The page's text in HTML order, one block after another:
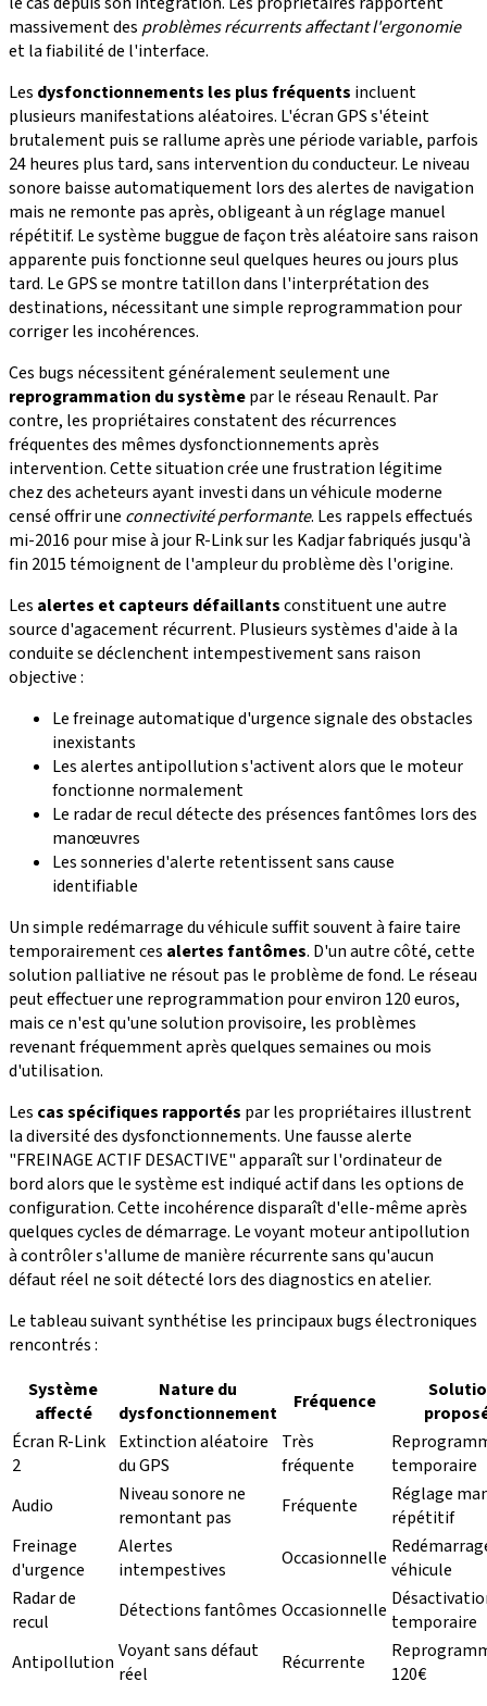
massivement des problèmes récurrents affectant l'ergonomie
et la fiabilité de l'interface.
Les dysfonctionnements les plus fréquents incluent
plusieurs manifestations aléatoires. L'écran GPS s'éteint
brutalement puis se rallume après une période variable, parfois
24 heures plus tard, sans intervention du conducteur. Le niveau
sonore baisse automatiquement lors des alertes de navigation
mais ne remonte pas après, obligeant à un réglage manuel
répétitif. Le système buggue de façon très aléatoire sans raison
apparente puis fonctionne seul quelques heures ou jours plus
tard. Le GPS se montre tatillon dans l'interprétation des
destinations, nécessitant une simple reprogrammation pour
corriger les incohérences.
Ces bugs nécessitent généralement seulement une
reprogrammation du systèmepar le réseau Renault. Par
contre, les propriétaires constatent des récurrences
fréquentes des mêmes dysfonctionnements après
intervention. Cette situation crée une frustration légitime
chez des acheteurs ayant investi dans un véhicule moderne
censé offrir une connectivité performante. Les rappels effectués
mi-2016 pour mise à jour R-Link sur les Kadjar fabriqués jusqu'à
fin 2015 témoignent de l'ampleur du problème dès l'origine.
Les alertes et capteurs défaillantsconstituent une autre
source d'agacement récurrent. Plusieurs systèmes d'aide à la
conduite se déclenchent intempestivement sans raison
objective :
Le freinage automatique d'urgence signale des obstacles
inexistants
Les alertes antipollution s'activent alors que le moteur
fonctionne normalement
Le radar de recul détecte des présences fantômes lors des
manœuvres
Les sonneries d'alerte retentissent sans cause
identifiable
Un simple redémarrage du véhicule suffit souvent à faire taire
temporairement ces alertes fantômes. D'un autre côté, cette
solution palliative ne résout pas le problème de fond. Le réseau
peut effectuer une reprogrammation pour environ 120 euros,
mais ce n'est qu'une solution provisoire, les problèmes
revenant fréquemment après quelques semaines ou mois
d'utilisation.
Les cas spécifiques rapportés par les propriétaires illustrent
la diversité des dysfonctionnements. Une fausse alerte
"FREINAGE ACTIF DESACTIVE" apparaît sur l'ordinateur de
bord alors que le système est indiqué actif dans les options de
configuration. Cette incohérence disparaît d'elle-même après
quelques cycles de démarrage. Le voyant moteur antipollution
à contrôler s'allume de manière récurrente sans qu'aucun
défaut réel ne soit détecté lors des diagnostics en atelier.
Le tableau suivant synthétise les principaux bugs électroniques
rencontrés :
Système
affecté
Nature du
dysfonctionnement
Fréquence
Écran R-Link
2
Extinction aléatoire
du GPS
Très
fréquente
temporaire
Audio
Niveau sonore ne
remontant pas
Fréquente
Réglage
répétitif
Freinage
d'urgence
Alertes
intempestives
Occasionnelle véhicule
Radar de
recul
Détections fantômes Occasionnelle temporaire
Antipollution Voyant sans défaut
réel
Récurrente
120€